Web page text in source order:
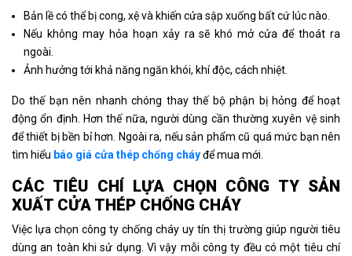
Bản lề có thể bị cong, xệ và khiến cửa sập xuống bất cứ lúc nào.
Nếu không may hỏa hoạn xảy ra sẽ khó mở cửa để thoát ra
ngoài.
Ảnh hưởng tới khả năng ngăn khói, khí độc, cách nhiệt.
Do thế bạn nên nhanh chóng thay thế bộ phận bị hỏng để hoạt
động ổn định. Hơn thế nữa, người dùng cần thường xuyên vệ sinh
để thiết bị bền bỉ hơn. Ngoài ra, nếu sản phẩm cũ quá mức bạn nên
tìm hiểu báo giá cửa thép chống cháyđể mua mới.
CÁC TIÊU CHÍ LỰA CHỌN CÔNG TY SẢN
XUẤT CỬA THÉP CHỐNG CHÁY
Việc lựa chọn công ty chống cháy uy tín thị trường giúp người tiêu
dùng an toàn khi sử dụng. Vì vậy mỗi công ty đều có một tiêu chí